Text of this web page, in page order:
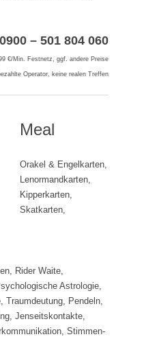
0900 – 501 804 060
€/Min. Festnetz, ggf. andere Preise
Operator, keine realen Treffen
Meal
Orakel & Engelkarten,
Lenormandkarten,
Kipperkarten,
Skatkarten,
Rider Waite,
Astrologie,
Traumdeutung, Pendeln,
Jenseitskontakte,
Stimmen-